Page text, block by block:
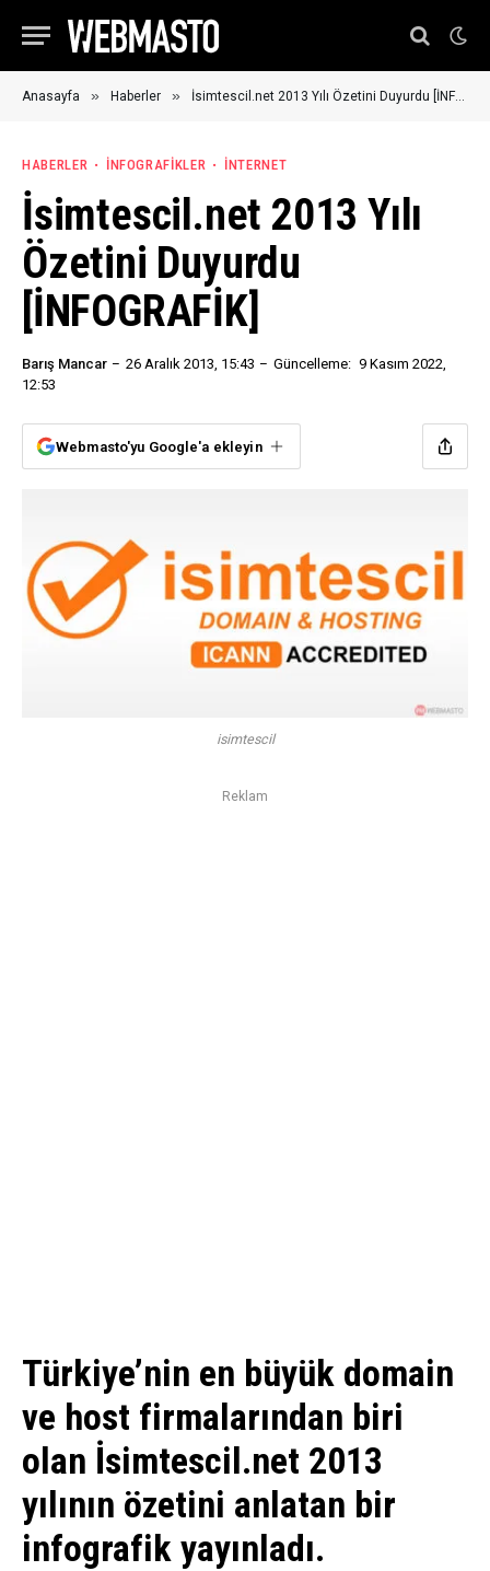
Anasayfa » Haberler » İsimtescil.net 2013 Yılı Özetini Duyurdu [İNFOGRAFİK]
HABERLER İNFOGRAFIKLER İNTERNET
İsimtescil.net 2013 Yılı
Özetini Duyurdu
[İNFOGRAFİK]
Barış Mancar 26 Aralık 2013, 15:43 Güncelleme: 9 Kasım 2022,
12:53
Webmasto'yu Google'a ekleyin
isimtescil
Reklam
Türkiye’nin en büyük domain
ve host firmalarından biri
olan İsimtescil.net 2013
yılının özetini anlatan bir
infografik yayınladı.